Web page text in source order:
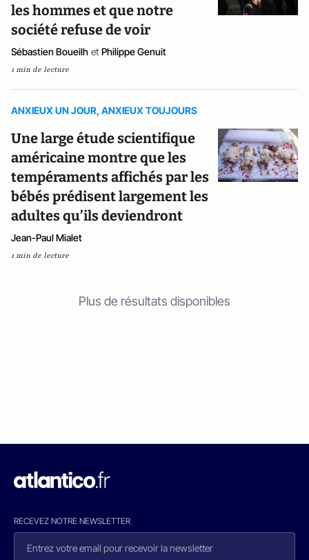
les hommes et que notre
société refuse de voir
Sébastien Boueilh et Philippe Genuit
1 min de lecture
ANXIEUX UN JOUR, ANXIEUX TOUJOURS
Une large étude scientifique
américaine montre que les
tempéraments affichés par les
bébés prédisent largement les
adultes qu’ils deviendront
Jean-Paul Mialet
1 min de lecture
Plus de résultats disponibles
RECEVEZ NOTRE NEWSLETTER